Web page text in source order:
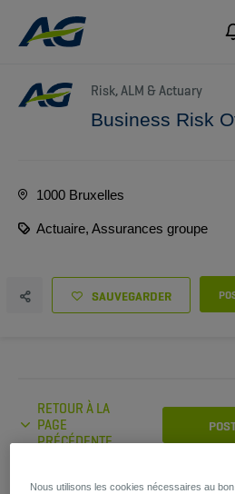
Risk, ALM & Actuary
Business Risk
SAUVEGARDER
1000 Bruxelles
Actuaire, Assurances groupe
RETOUR À LA
PAGE
PRÉCÉDENTE
Nous utilisons les cookies nécessaires au